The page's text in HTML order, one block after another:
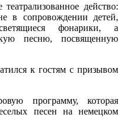
действо:
в сопровождении детей,
фонарики, а
песню, посвященную
к гостям с призывом
программу, которая
песен на немецком